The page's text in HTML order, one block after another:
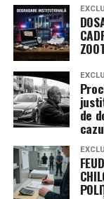
În concluzie,
fortăreață a
cuvântul de
național.
numiri
dacă asociația
unde „greii” își
admirative ale
funcția face pe
de